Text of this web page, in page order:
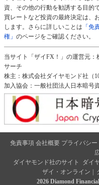
資、その他の行動を勧誘する目的
買レートなど投資の最終決定は、
します。さらに詳しいことは 「免
権」 のページをご確認ください。
当サイト「ザイFX！」の運営元
サーチ
株主：株式会社ダイヤモンド社（
加入協会：一般社団法人日本暗号
免責事項 会社概要 プライバシ
ダイヤモンド社のサイト
ダイ
ザイ・オンライン |
2026 Diamond